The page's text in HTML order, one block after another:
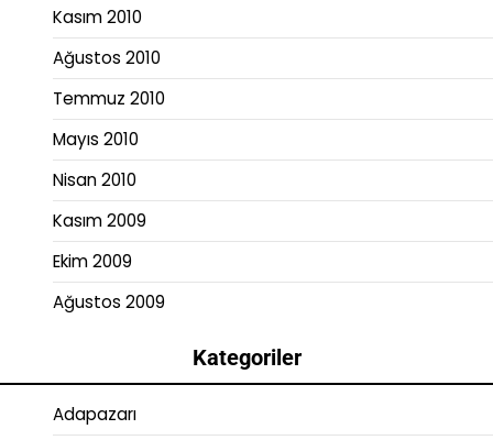
Kasım 2010
Ağustos 2010
Temmuz 2010
Mayıs 2010
Nisan 2010
Kasım 2009
Ekim 2009
Ağustos 2009
Kategoriler
Adapazarı